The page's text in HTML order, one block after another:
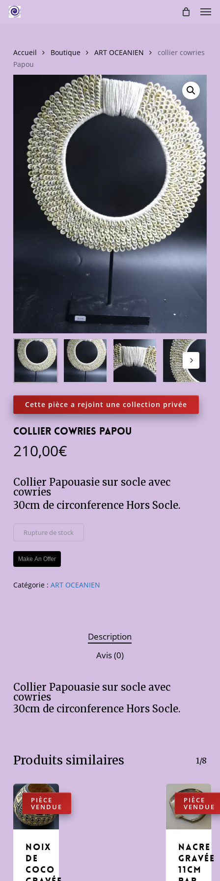
main
Accueil Boutique ART OCEANIEN
collier cowries
Papou
collier cowries Papou
210,00€
Collier Papouasie sur socle avec
cowries
30cm de circonference Hors Socle.
Rupture de stock
Make An Offer
Catégorie : ART OCEANIEN
Description
Avis (0)
Collier Papouasie sur socle avec
cowries
30cm de circonference Hors Socle.
Produits similaires 1/8
Noix
de
coco
Nacre
gravée
11cm